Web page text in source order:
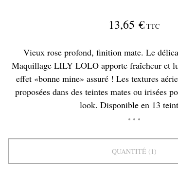
13,65 € TTC
Vieux rose profond, finition mate. Le
Maquillage LILY LOLO apporte fraîcheur et
effet «bonne mine» assuré ! Les textures
proposées dans des teintes mates ou irisées
look. Disponible en 13
QUANTITÉ 1